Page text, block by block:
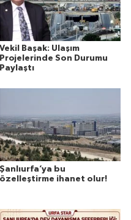
Vekil Başak: Ulaşım
Projelerinde Son Durumu
Paylaştı
Şanlıurfa’ya bu
özelleştirme ihanet olur!